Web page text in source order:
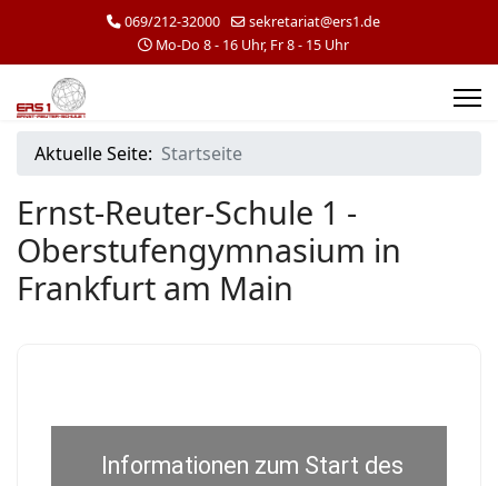
069/212-32000
sekretariat@ers1.de
Mo-Do 8 - 16 Uhr, Fr 8 - 15 Uhr
Aktuelle Seite: Startseite
Ernst-Reuter-Schule 1 -
Oberstufengymnasium in
Frankfurt am Main
Informationen zum Start des